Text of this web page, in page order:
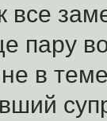
все
пару
в